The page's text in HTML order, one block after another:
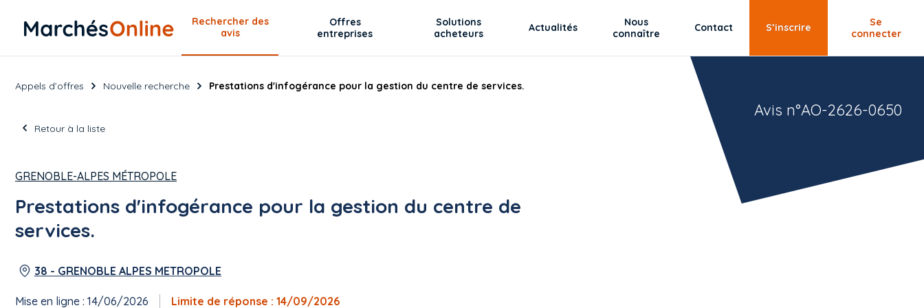
Rechercher des
avis
Offres
entreprises
Solutions
acheteurs
Actualités
Nous
connaître
Contact S’inscrire
Se
connecter
Appels d’offres Nouvelle recherche Prestations d'infogérance pour la gestion du centre de services.
Retour à la liste
GRENOBLE-ALPES MÉTROPOLE
Prestations d'infogérance pour la gestion du centre de
services.
38 - GRENOBLE ALPES METROPOLE
Mise en ligne : 14/06/2026 Limite de réponse : 14/09/2026
Avis n°AO-2626-0650